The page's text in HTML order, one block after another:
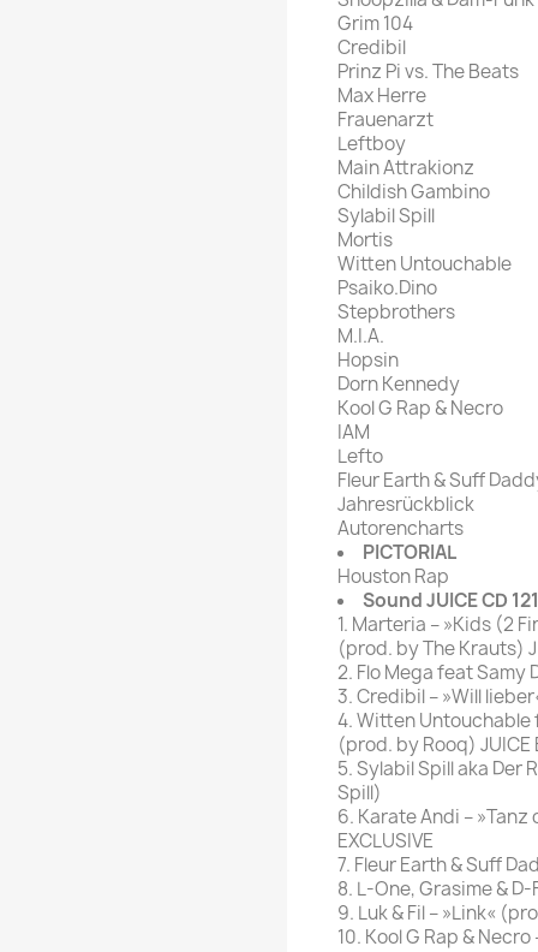
Grim 104
Credibil
Prinz Pi vs. The Beats
Max Herre
Frauenarzt
Leftboy
Main Attrakionz
Childish Gambino
Sylabil Spill
Mortis
Witten Untouchable
Psaiko.Dino
Stepbrothers
M.I.A.
Hopsin
Dorn Kennedy
Kool G Rap & Necro
IAM
Lefto
Fleur Earth & Suff
Jahresrückblick
Autorencharts
PICTORIAL
Houston Rap
Sound JUICE CD
1. Marteria – »Kids (2
(prod. by The Krauts)
2. Flo Mega feat Samy
3. Credibil – »Will
4. Witten Untouchable
(prod. by Rooq) JUICE
5. Sylabil Spill aka Der
Spill)
6. Karate Andi –
EXCLUSIVE
7. Fleur Earth & Suff
8. L-One, Grasime &
9. Luk & Fil – »Link«
10. Kool G Rap &